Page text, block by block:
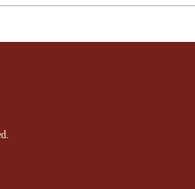
。」他和同事講話時，會不自覺
，已習於下命令的人，會更覺得
受過視障培訓師協助的人，更能